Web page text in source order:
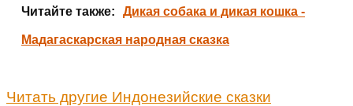
Читайте также: Дикая собака и дикая кошка -
Мадагаскарская народная сказка
Читать другие Индонезийские сказки